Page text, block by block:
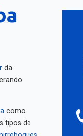
da
como
tipos de